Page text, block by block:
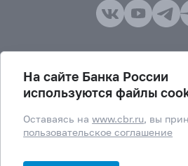
Версия
На сайте Банка России
используются файлы
Оставаясь наwww.cbr.ru, вы
пользовательское соглашение